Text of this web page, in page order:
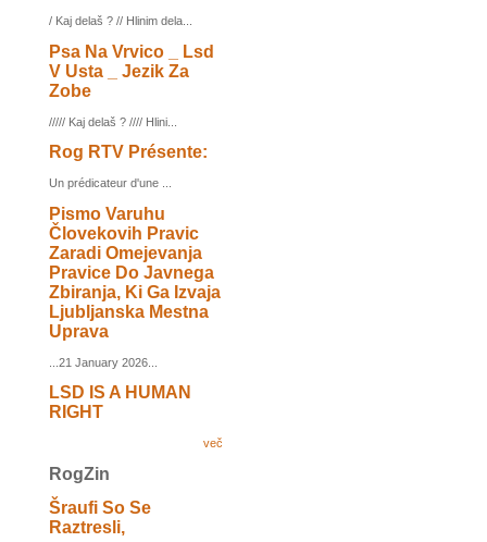
/ Kaj delaš ? // Hlinim dela...
Psa Na Vrvico _ Lsd
V Usta _ Jezik Za
Zobe
///// Kaj delaš ? //// Hlini...
Rog RTV Présente:
Un prédicateur d'une ...
Pismo Varuhu
Človekovih Pravic
Zaradi Omejevanja
Pravice Do Javnega
Zbiranja, Ki Ga Izvaja
Ljubljanska Mestna
Uprava
...21 January 2026...
LSD IS A HUMAN
RIGHT
več
RogZin
Šraufi So Se
Raztresli,